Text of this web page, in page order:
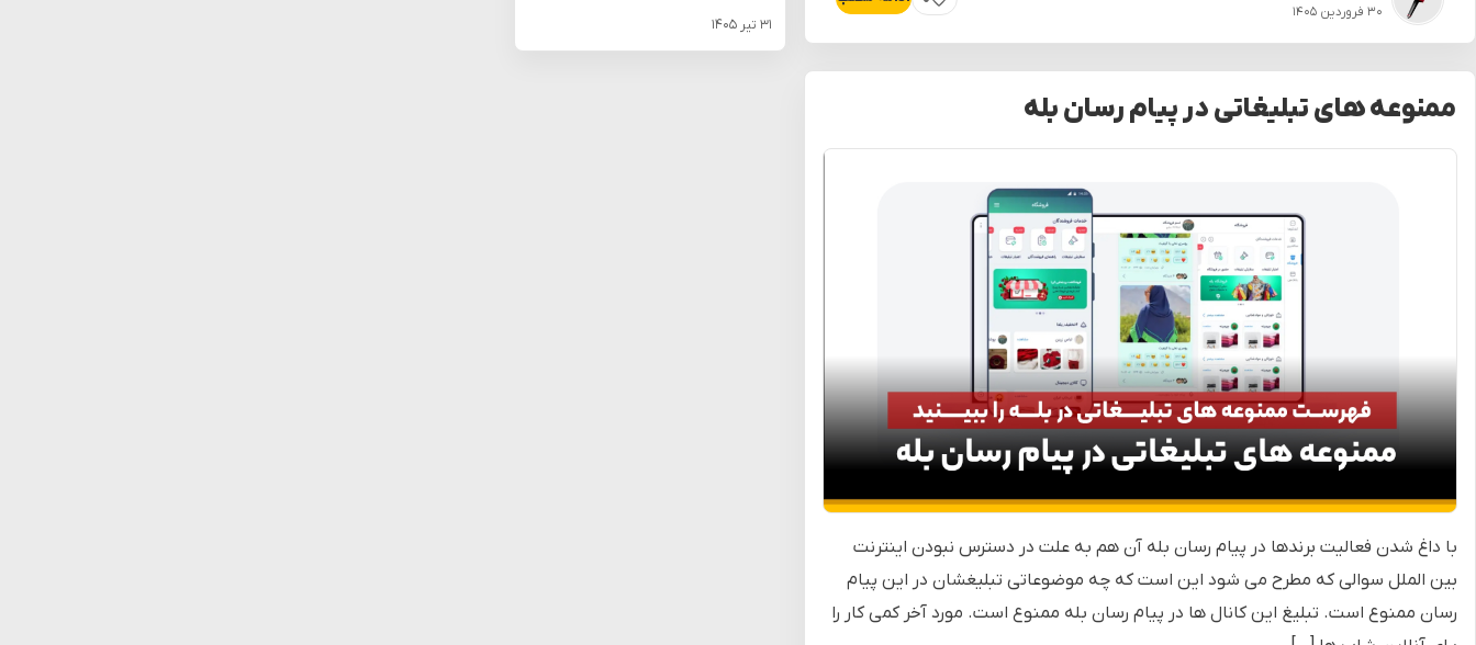
۳۰ فروردین ۱۴۰۵ پسندیدن
ممنوعه های تبلیغاتی در پیام رسان بله
با داغ شدن فعالیت برندها در پیام رسان بله آن هم به علت در دسترس نبودن اینترنت
بین الملل سوالی که مطرح می شود این است که چه موضوعاتی تبلیغشان در این پیام
رسان ممنوع است. تبلیغ این کانال ها در پیام رسان بله ممنوع است. مورد آخر کمی کار را
۳۱ تیر ۱۴۰۵